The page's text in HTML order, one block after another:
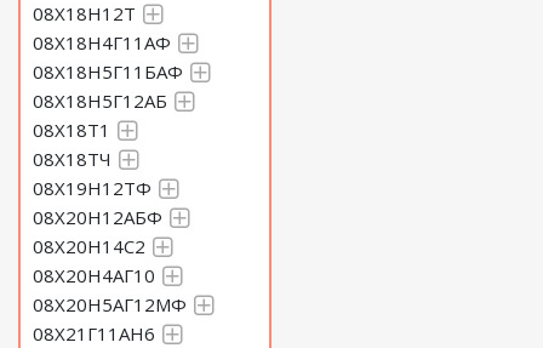
08Х18Н12Т
08Х18Н4Г11АФ
08Х18Н5Г11БАФ
08Х18Н5Г12АБ
08Х18Т1
08Х18ТЧ
08Х19Н12ТФ
08Х20Н12АБФ
08Х20Н14С2
08Х20Н4АГ10
08Х20Н5АГ12МФ
08Х21Г11АН6